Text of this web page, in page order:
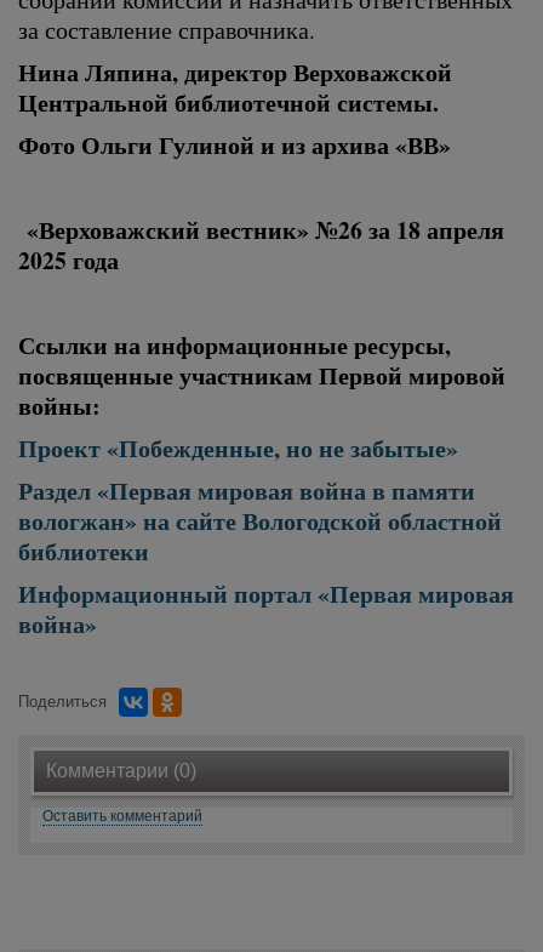
за составление справочника.
Нина Ляпина, директор Верховажской
Центральной библиотечной системы.
Фото Ольги Гулиной и из архива «ВВ»
«Верховажский вестник» №26 за 18 апреля
2025 года
Ссылки на информационные ресурсы,
посвященные участникам Первой мировой
войны:
Проект «Побежденные, но не забытые»
Раздел «Первая мировая война в памяти
вологжан» на сайте Вологодской областной
библиотеки
Информационный портал «Первая мировая
война»
Поделиться
Комментарии (0)
Оставить комментарий